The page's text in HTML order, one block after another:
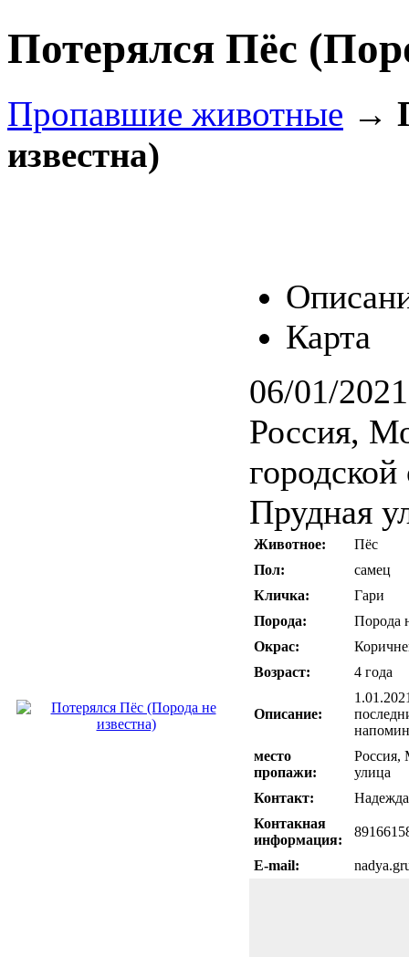
Потерялся Пёс
Пропавшие животные →
известна)
Карта
06/01/2021
Россия,
Прудная
Животное:
Пёс
Пол:
самец
Кличка:
Гари
Порода:
Порода
Окрас:
Возраст:
4 года
Описание:
место
пропажи:
Россия,
улица
Контакт:
Надежда
Контакная
информация:
E-mail: